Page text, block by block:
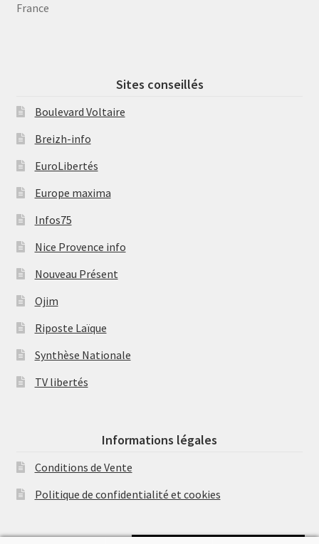
France
Sites conseillés
Boulevard Voltaire
Breizh-info
EuroLibertés
Europe maxima
Infos75
Nice Provence info
Nouveau Présent
Ojim
Riposte Laïque
Synthèse Nationale
TV libertés
Informations légales
Conditions de Vente
Politique de confidentialité et cookies